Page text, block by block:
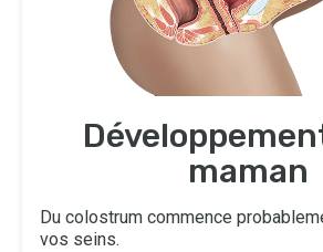
maman
Du colostrum commence
vos seins.